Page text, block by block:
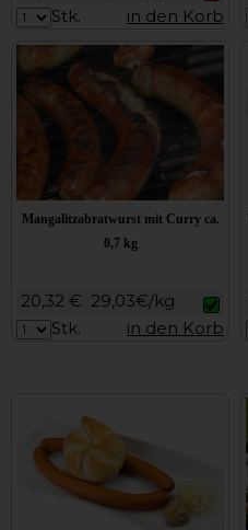
Stk.
in den Korb
Mangalitzabratwurst mit Curry ca.
0,7 kg
20,32 € 29,03€/kg
Stk.
in den Korb